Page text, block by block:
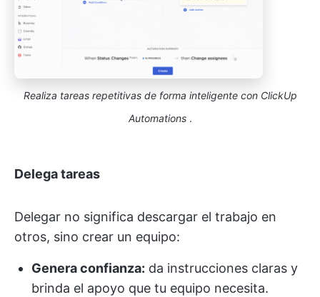
Realiza tareas repetitivas de forma inteligente con ClickUp
Automations .
Delega tareas
Delegar no significa descargar el trabajo en
otros, sino crear un equipo:
Genera confianza: da instrucciones claras y
brinda el apoyo que tu equipo necesita.